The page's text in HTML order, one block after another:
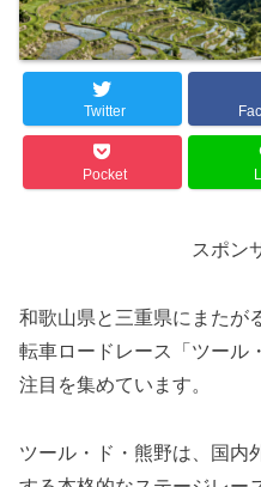
Twitter
Pocket
スポン
和歌山県と三重県にまたが
転車ロードレース「ツール
注目を集めています。
ツール・ド・熊野は、国内